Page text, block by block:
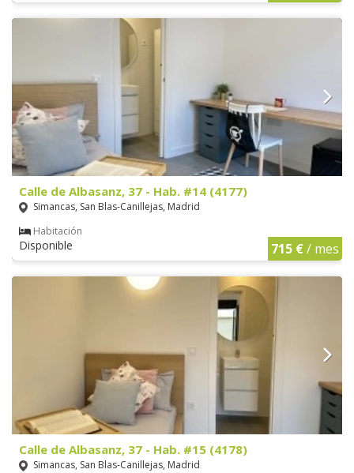
Calle de Albasanz, 37 - Hab. #14 (4177)
Simancas, San Blas-Canillejas, Madrid
Habitación
Disponible 715 €/ mes
Calle de Albasanz, 37 - Hab. #15 (4178)
Simancas, San Blas-Canillejas, Madrid